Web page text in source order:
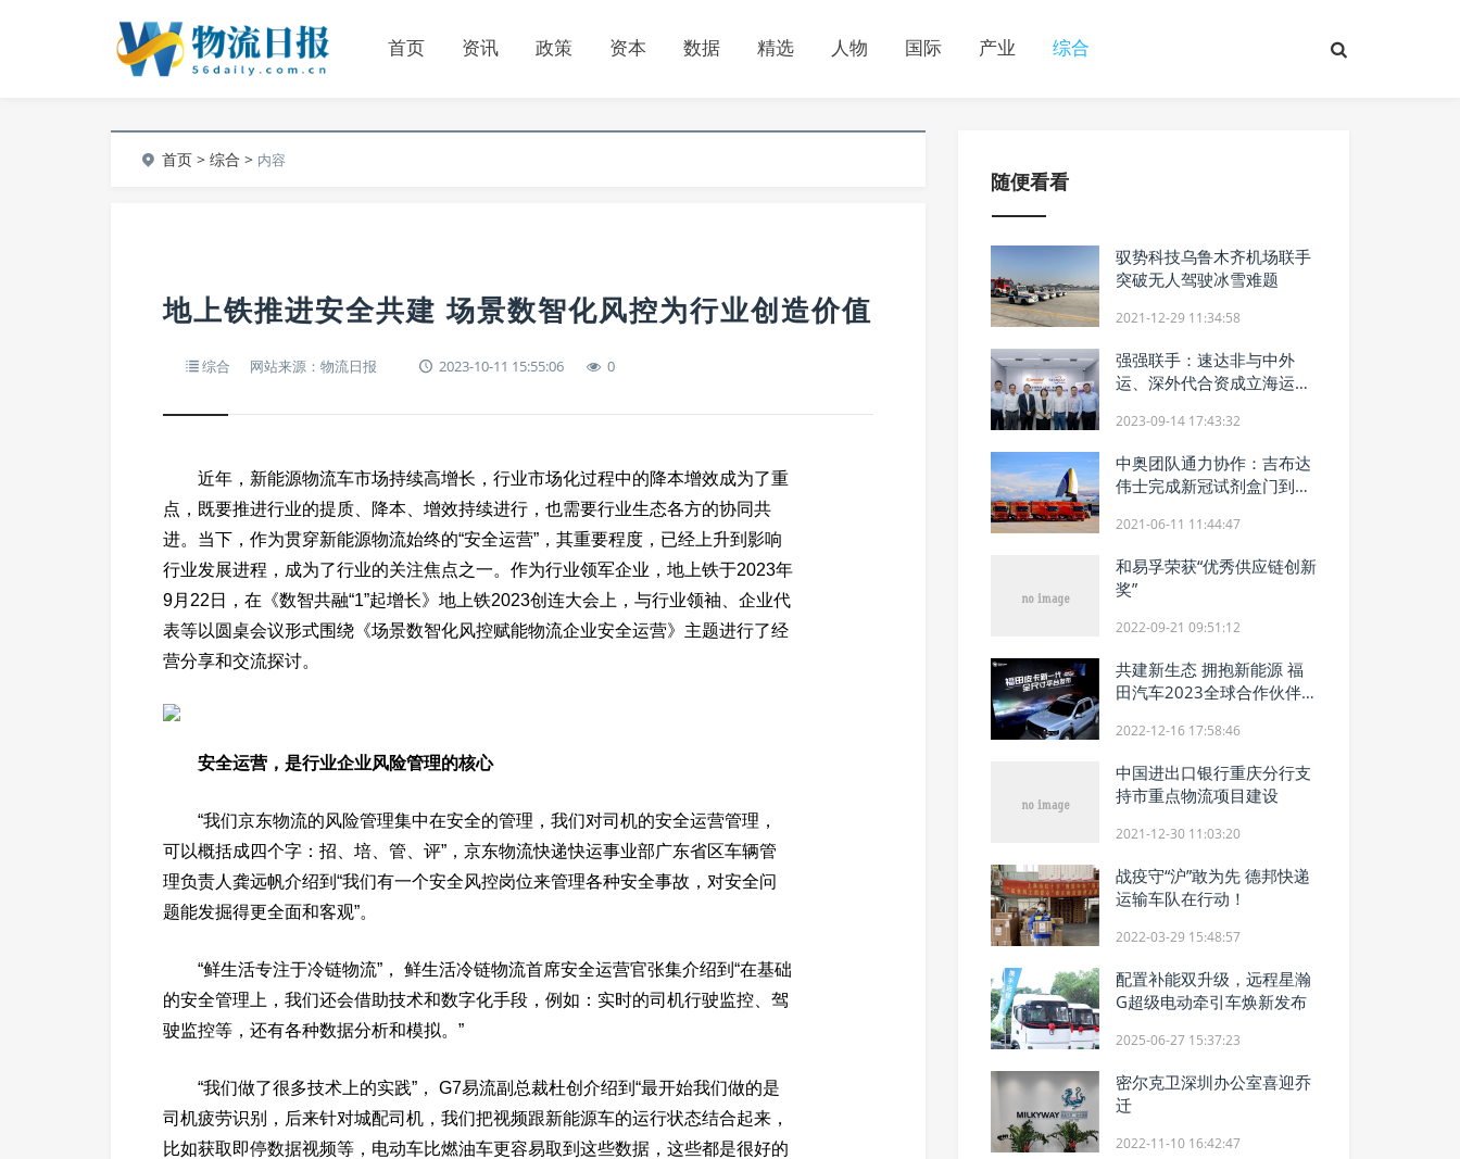
首页 资讯 政策 资本 数据 精选 人物 国际 产业 综合
首页 >综合 > 内容
地上铁推进安全共建 场景数智化风控为行业创造价值
综合 网站来源：物流日报 2023-10-11 15:55:06 0
近年，新能源物流车市场持续高增长，行业市场化过程中的降本增效成为了重
点，既要推进行业的提质、降本、增效持续进行，也需要行业生态各方的协同共
进。当下，作为贯穿新能源物流始终的“安全运营”，其重要程度，已经上升到影响
行业发展进程，成为了行业的关注焦点之一。作为行业领军企业，地上铁于2023年
9月22日，在《数智共融“1”起增长》地上铁2023创连大会上，与行业领袖、企业代
表等以圆桌会议形式围绕《场景数智化风控赋能物流企业安全运营》主题进行了经
营分享和交流探讨。
安全运营，是行业企业风险管理的核心
“我们京东物流的风险管理集中在安全的管理，我们对司机的安全运营管理，
可以概括成四个字：招、培、管、评”，京东物流快递快运事业部广东省区车辆管
理负责人龚远帆介绍到“我们有一个安全风控岗位来管理各种安全事故，对安全问
题能发掘得更全面和客观”。
“鲜生活专注于冷链物流”， 鲜生活冷链物流首席安全运营官张集介绍到“在基础
的安全管理上，我们还会借助技术和数字化手段，例如：实时的司机行驶监控、驾
驶监控等，还有各种数据分析和模拟。”
“我们做了很多技术上的实践”， G7易流副总裁杜创介绍到“最开始我们做的是
司机疲劳识别，后来针对城配司机，我们把视频跟新能源车的运行状态结合起来，
比如获取即停数据视频等，电动车比燃油车更容易取到这些数据，这些都是很好的
随便看看
驭势科技乌鲁木齐机场联手
突破无人驾驶冰雪难题
2021-12-29 11:34:58
强强联手：速达非与中外
运、深外代合资成立海运公
2023-09-14 17:43:32
中奥团队通力协作：吉布达
伟士完成新冠试剂盒门到门
2021-06-11 11:44:47
和易孚荣获“优秀供应链创新
奖”
2022-09-21 09:51:12
共建新生态 拥抱新能源 福
田汽车2023全球合作伙伴
2022-12-16 17:58:46
中国进出口银行重庆分行支
持市重点物流项目建设
2021-12-30 11:03:20
战疫守“沪”敢为先 德邦快递
运输车队在行动！
2022-03-29 15:48:57
配置补能双升级，远程星瀚
G超级电动牵引车焕新发布
2025-06-27 15:37:23
密尔克卫深圳办公室喜迎乔
迁
2022-11-10 16:42:47